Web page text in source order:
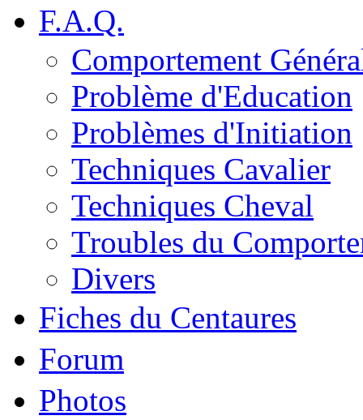
F.A.Q.
Comportement
Problème d'Education
Problèmes d'Initiation
Techniques Cavalier
Techniques Cheval
Troubles du
Divers
Fiches du Centaures
Forum
Photos